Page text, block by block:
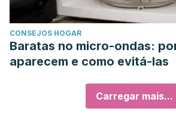
CONSEJOS HOGAR
Baratas no micro-ondas:
aparecem e como evitá-las
Carregar mais...